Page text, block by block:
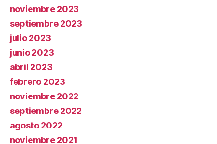
noviembre 2023
septiembre 2023
julio 2023
junio 2023
abril 2023
febrero 2023
noviembre 2022
septiembre 2022
agosto 2022
noviembre 2021